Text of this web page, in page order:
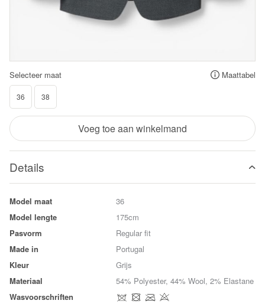
Selecteer maat Maattabel
36 38
Voeg toe aan winkelmand
Details
Model maat
36
Model lengte
175cm
Pasvorm
Regular fit
Made in
Portugal
Kleur
Grijs
Materiaal
54% Polyester, 44% Wool, 2% Elastane
Wasvoorschriften